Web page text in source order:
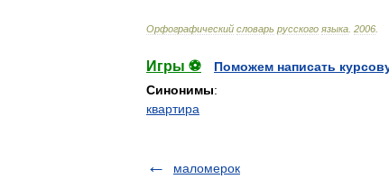
Орфографический словарь русского языка 2006
Игры ⚽
Поможем написать
Синонимы:
квартира
маломерок